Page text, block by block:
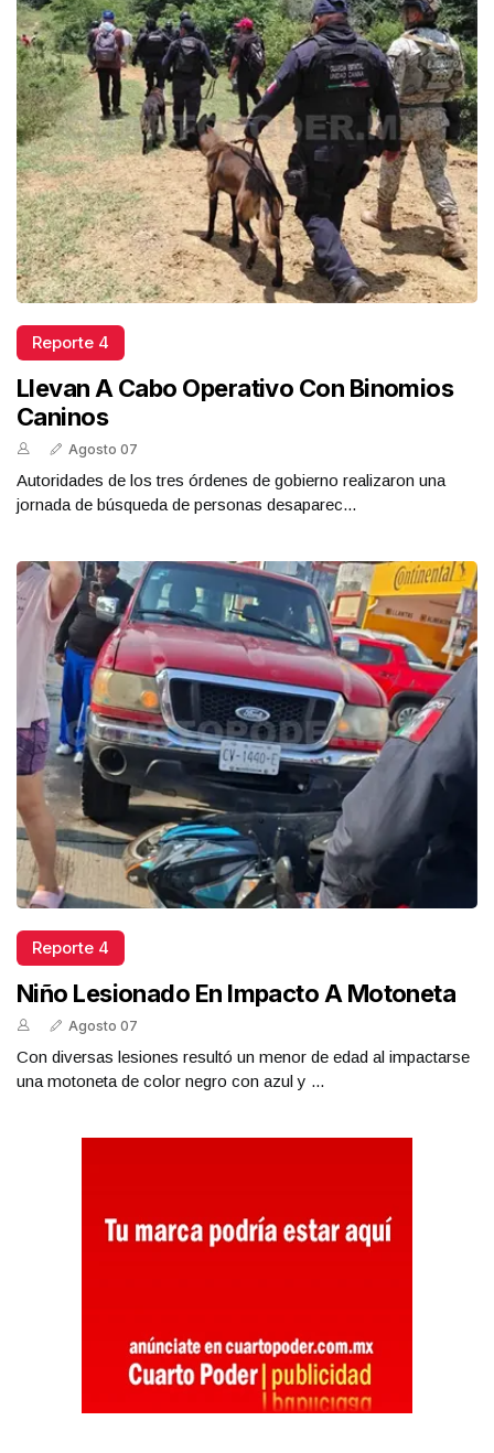
Reporte 4
Llevan A Cabo Operativo Con Binomios
Caninos
Agosto 07
Autoridades de los tres órdenes de gobierno realizaron una
jornada de búsqueda de personas desaparec...
Reporte 4
Niño Lesionado En Impacto A Motoneta
Agosto 07
Con diversas lesiones resultó un menor de edad al impactarse
una motoneta de color negro con azul y ...